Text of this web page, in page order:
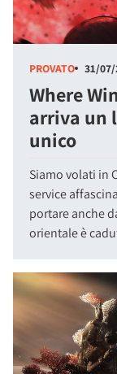
PROVATO 31/07/
Where
arriva un
unico
Siamo volati in
service
portare anche
orientale è